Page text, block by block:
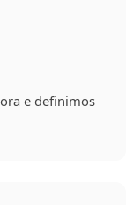
e definimos